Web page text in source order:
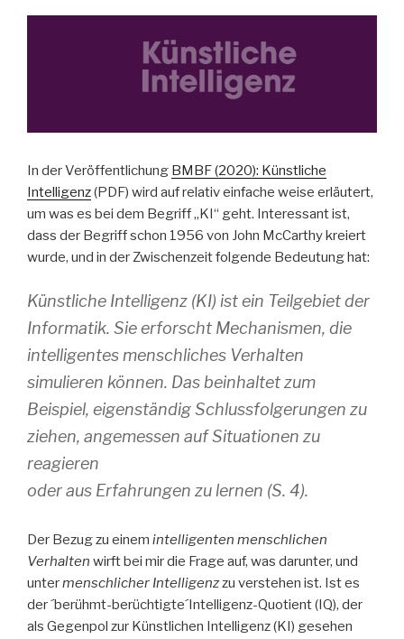
In der Veröffentlichung BMBF (2020): Künstliche
Intelligenz(PDF) wird auf relativ einfache weise erläutert,
um was es bei dem Begriff „KI“ geht. Interessant ist,
dass der Begriff schon 1956 von John McCarthy kreiert
wurde, und in der Zwischenzeit folgende Bedeutung hat:
Künstliche Intelligenz (KI) ist ein Teilgebiet der
Informatik. Sie erforscht Mechanismen, die
intelligentes menschliches Verhalten
simulieren können. Das beinhaltet zum
Beispiel, eigenständig Schlussfolgerungen zu
ziehen, angemessen auf Situationen zu
reagieren
oder aus Erfahrungen zu lernen (S. 4).
Der Bezug zu einem intelligenten menschlichen
Verhalten wirft bei mir die Frage auf, was darunter, und
untermenschlicher Intelligenzzu verstehen ist. Ist es
der ´berühmt-berüchtigte´Intelligenz-Quotient (IQ), der
als Gegenpol zur Künstlichen Intelligenz (KI) gesehen